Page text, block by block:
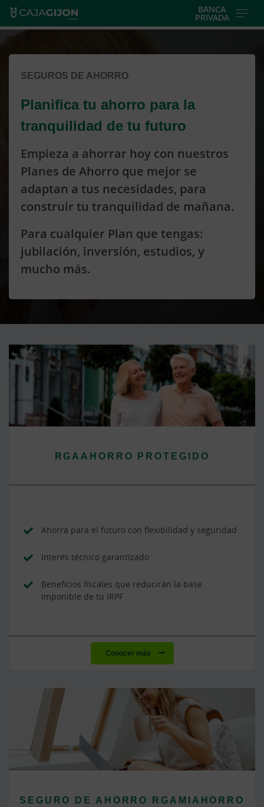
contentt
BANCA
PRIVADA
favor
SEGUROS DE AHORRO
Planifica tu ahorro para la
tranquilidad de tu futuro
Empieza a ahorrar hoy con nuestros
Planes de Ahorro que mejor se
adaptan a tus necesidades, para
construir tu tranquilidad de mañana.
Para cualquier Plan que tengas:
jubilación, inversión, estudios, y
mucho más.
RGAAHORRO PROTEGIDO
Ahorra para el futuro con flexibilidad y seguridad
Interés técnico garantizado
Beneficios fiscales que reducirán la base
imponible de tu IRPF
Conocer más
SEGURO DE AHORRO RGAMIAHORRO